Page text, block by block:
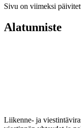
Sivu on viimeksi
Alatunniste
Liikenne- ja